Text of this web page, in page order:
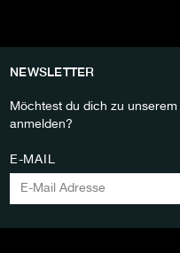
NEWSLETTER
Möchtest du dich zu unserem
anmelden?
E-MAIL